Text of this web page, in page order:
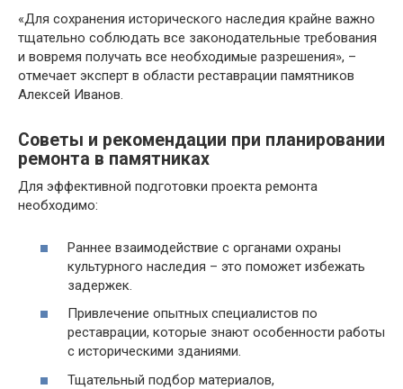
«Для сохранения исторического наследия крайне важно
тщательно соблюдать все законодательные требования
и вовремя получать все необходимые разрешения», –
отмечает эксперт в области реставрации памятников
Алексей Иванов.
Советы и рекомендации при планировании
ремонта в памятниках
Для эффективной подготовки проекта ремонта
необходимо:
Раннее взаимодействие с органами охраны
культурного наследия – это поможет избежать
задержек.
Привлечение опытных специалистов по
реставрации, которые знают особенности работы
с историческими зданиями.
Тщательный подбор материалов,